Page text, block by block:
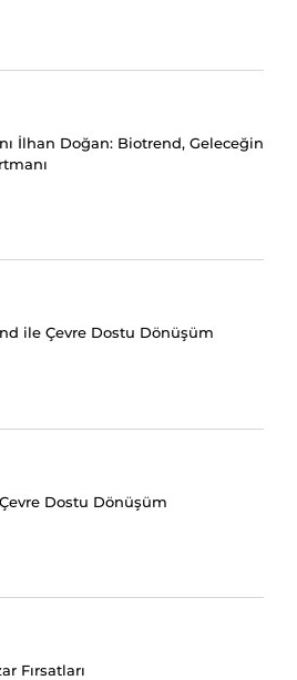
İlhan Doğan: Biotrend, Geleceğin
ile Çevre Dostu Dönüşüm
Dostu Dönüşüm
Fırsatları